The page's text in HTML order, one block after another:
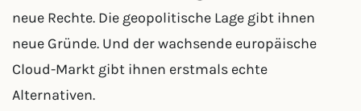
neue Rechte. Die geopolitische Lage gibt ihnen
neue Gründe. Und der wachsende europäische
Cloud-Markt gibt ihnen erstmals echte
Alternativen.